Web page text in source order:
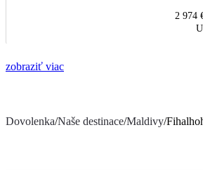
2 974
zobraziť viac
Dovolenka/Naše destinace/Maldivy/